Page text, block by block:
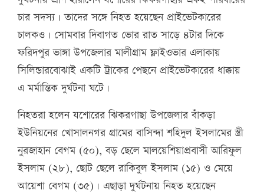
চার সদস্য। তাদের সঙ্গে নিহত হয়েছেন প্রাইভেটকারের
চালকও। সোমবার দিবাগত ভোর রাত সাড়ে ৪টার দিকে
ফরিদপুর ভাঙ্গা উপজেলার মালীগ্রাম ফ্লাইওভার এলাকায়
সিলিন্ডারবোঝাই একটি ট্রাকের পেছনে প্রাইভেটকারের ধাক্কায়
এ মর্মান্তিক দুর্ঘটনা ঘটে।
নিহতরা হলেন যশোরের ঝিকরগাছা উপজেলার বাঁকড়া
ইউনিয়নের খোসালনগর গ্রামের বাসিন্দা শহিদুল ইসলামের স্ত্রী
নুরজাহান বেগম (৫০), বড় ছেলে মালয়েশিয়াপ্রবাসী আরিফুল
ইসলাম (২৮), ছোট ছেলে রাকিবুল ইসলাম (১৫) ও মেয়ে
আয়েশা বেগম (৩৫)। এছাড়া দুর্ঘটনায় নিহত হয়েছেন